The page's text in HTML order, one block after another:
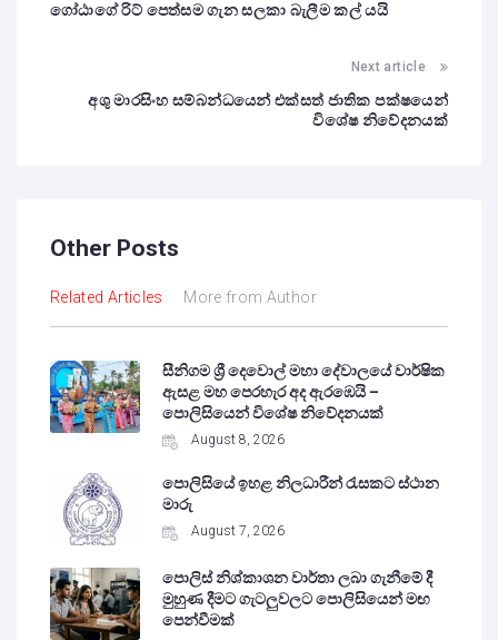
ගෝඨාගේ රිට් පෙත්සම ගැන සලකා බැලීම කල් යයි
Next article
අශු මාරසිංහ සම්බන්ධයෙන් එක්සත් ජාතික පක්ෂයෙන්
විශේෂ නිවේදනයක්
Other Posts
Related Articles More from Author
සීනිගම ශ්‍රී දෙවොල් මහා දේවාලයේ වාර්ෂික
ඇසළ මහ පෙරහැර අද ඇරඹෙයි –
පොලිසියෙන් විශේෂ නිවේදනයක්
August 8, 2026
පොලිසියේ ඉහළ නිලධාරීන් රැසකට ස්ථාන
මාරු
August 7, 2026
පොලිස් නිශ්කාශන වාර්තා ලබා ගැනීමේ දී
මුහුණ දීමට ගැටලුවලට පොලිසියෙන් මඟ
පෙන්වීමක්